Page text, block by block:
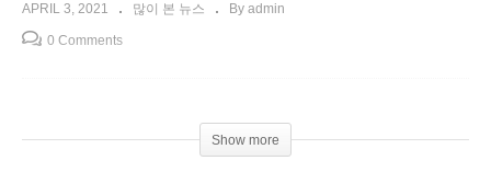
APRIL 3, 2021 많이 본 뉴스 By admin
0 Comments
Show more